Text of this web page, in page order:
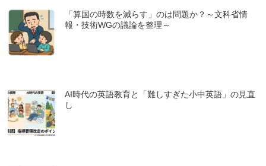
「算国の時数を減らす」のは問題か？～文科省情
報・技術WGの議論を整理～
AI時代の英語教育と「難しすぎた小中英語」の見直
し